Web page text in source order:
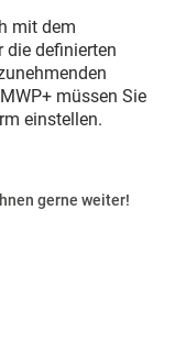
mit dem
die definierten
müssen Sie
einstellen.
gerne weiter!